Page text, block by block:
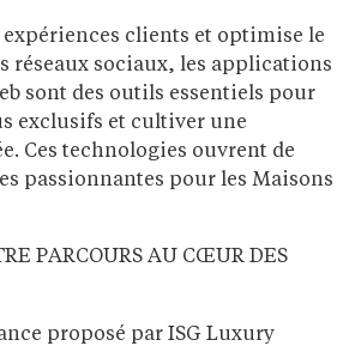
expériences clients et optimise le
réseaux sociaux, les applications
sont des outils essentiels pour
exclusifs et cultiver une
Ces technologies ouvrent de
passionnantes pour les Maisons
PARCOURS AU CŒUR DES
proposé par ISG Luxury